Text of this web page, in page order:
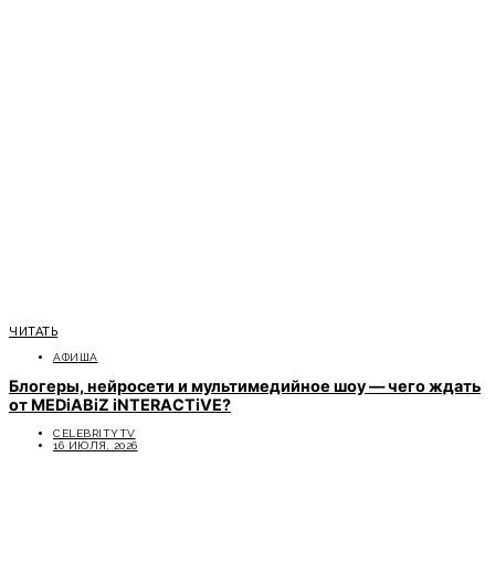
ЧИТАТЬ
АФИША
Блогеры, нейросети и мультимедийное шоу — чего ждать
от MEDiABiZ iNTERACTiVE?
CELEBRITYTV
16 ИЮЛЯ, 2026